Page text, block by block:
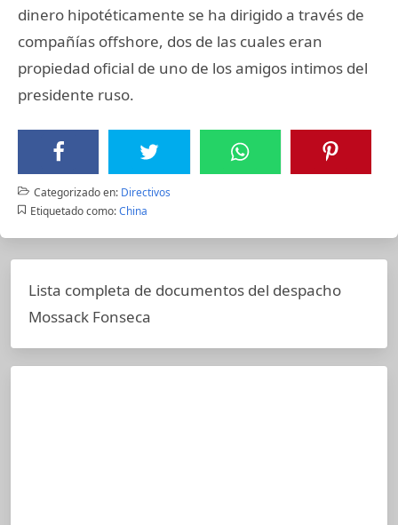
dinero hipotéticamente se ha dirigido a través de
compañías offshore, dos de las cuales eran
propiedad oficial de uno de los amigos intimos del
presidente ruso.
Categorizado en: Directivos
Etiquetado como: China
Lista completa de documentos del despacho
Mossack Fonseca